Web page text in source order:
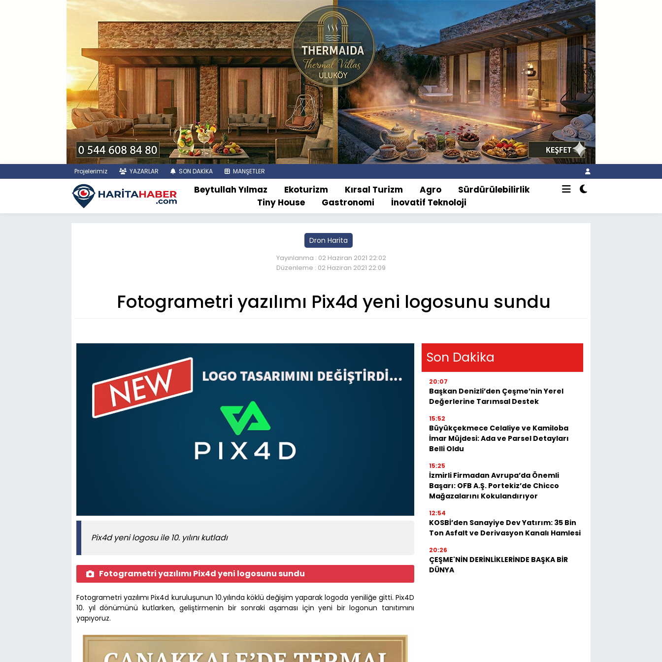
Projelerimiz YAZARLAR SON DAKİKA MANŞETLER
Beytullah Yılmaz Ekoturizm Kırsal Turizm Agro
Sürdürülebilirlik
Tiny House
Gastronomi İnovatif Teknoloji
Dron Harita
Yayınlanma : 02 Haziran 2021 22:02
Düzenleme : 02 Haziran 2021 22:09
Fotogrametri yazılımı Pix4d yeni logosunu sundu
Pix4d yeni logosu ile 10. yılını kutladı
Fotogrametri yazılımı Pix4d yeni logosunu sundu
Fotogrametri yazılımı Pix4d kuruluşunun 10.yılında köklü değişim yaparak logoda yeniliğe gitti. Pix4D
10. yıl dönümünü kutlarken, geliştirmenin bir sonraki aşaması için yeni bir logonun tanıtımını
yapıyoruz.
Son Dakika
20:07
Başkan Denizli’den Çeşme’nin Yerel
Değerlerine Tarımsal Destek
15:52
Büyükçekmece Celaliye ve Kamiloba
İmar Müjdesi: Ada ve Parsel Detayları
Belli Oldu
15:25
İzmirli Firmadan Avrupa’da Önemli
Başarı: OFB A.Ş. Portekiz’de Chicco
Mağazalarını Kokulandırıyor
12:54
KOSBİ’den Sanayiye Dev Yatırım: 35 Bin
Ton Asfalt ve Derivasyon Kanalı Hamlesi
20:26
ÇEŞME'NİN DERİNLİKLERİNDE BAŞKA BİR
DÜNYA